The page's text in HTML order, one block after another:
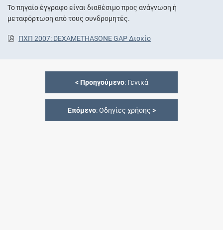
Το πηγαίο έγγραφο είναι διαθέσιμο προς ανάγνωση ή
μεταφόρτωση από τους συνδρομητές.
ΠΧΠ 2007: DEXAMETHASONE GAP Δισκίο
< Προηγούμενο: Γενικά
Επόμενο: Οδηγίες χρήσης >